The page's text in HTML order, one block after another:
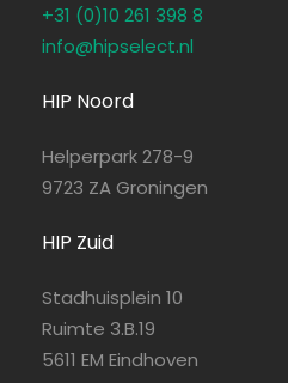
+31 (0)10 261 398 8
info@hipselect.nl
HIP Noord
Helperpark 278-9
9723 ZA Groningen
HIP Zuid
Stadhuisplein 10
Ruimte 3.B.19
5611 EM Eindhoven